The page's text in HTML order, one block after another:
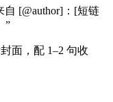
自 [@author]：[短链
”
面，配 1–2 句收